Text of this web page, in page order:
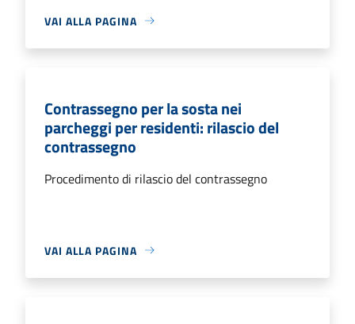
VAI ALLA PAGINA
Contrassegno per la sosta nei
parcheggi per residenti: rilascio del
contrassegno
Procedimento di rilascio del contrassegno
VAI ALLA PAGINA